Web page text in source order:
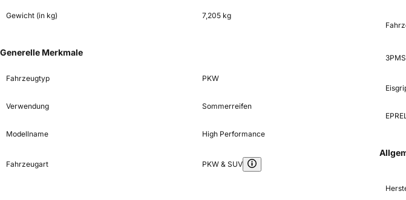
Gewicht (in kg) 7,205 kg
Generelle Merkmale
Fahrzeugtyp PKW
Verwendung Sommerreifen
Modellname High Performance
Fahrzeugart PKW & SUV